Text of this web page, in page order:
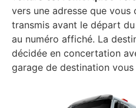
vers une adresse que vous
transmis avant le départ
au numéro affiché. La
décidée en concertation
garage de destination